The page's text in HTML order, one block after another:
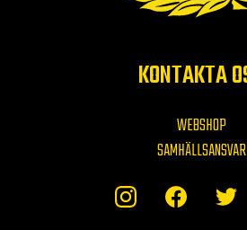
KONTAKTA
WEBSHOP
SAMHÄLLSANSVAR